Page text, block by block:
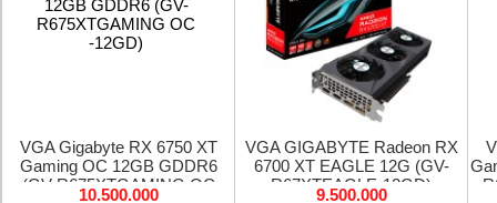
VGA Gigabyte RX 6750 XT
Gaming OC 12GB GDDR6
(GV-R675XTGAMING OC
10.500.000
VGA GIGABYTE Radeon RX
6700 XT EAGLE 12G (GV-
R67XTEAGLE-12GD)
9.500.000